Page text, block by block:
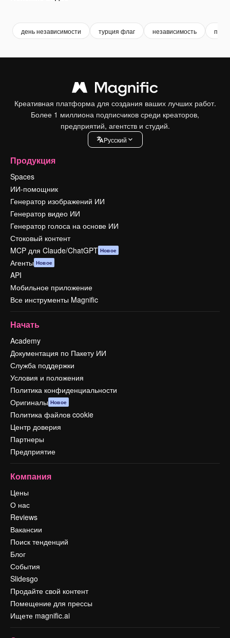
день независимости турция флаг независимость
Креативная платформа для создания ваших лучших работ.
Более 1 миллиона подписчиков среди креаторов,
предприятий, агентств и студий.
Pусский
Продукция
Spaces
ИИ-помощник
Генератор изображений ИИ
Генератор видео ИИ
Генератор голоса на основе ИИ
Стоковый контент
MCP для Claude/ChatGPT Новое
Агенты Новое
API
Мобильное приложение
Все инструменты Magnific
Начать
Academy
Документация по Пакету ИИ
Служба поддержки
Условия и положения
Политика конфиденциальности
Оригиналы Новое
Политика файлов cookie
Центр доверия
Партнеры
Предприятие
Компания
Цены
О нас
Reviews
Вакансии
Поиск тенденций
Блог
События
Slidesgo
Продайте свой контент
Помещение для прессы
Ищете magnific.ai